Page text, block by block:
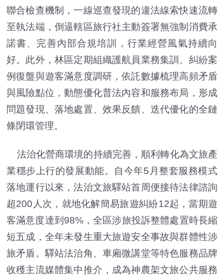
聯合檢查機制，一線巡查發現的違法線索快速流轉
至執法端，倒逼轄區旅行社主動簽署無強制消費承
諾書、完善內部合規培訓，行業經營風氣持續向
好。此外，林區定期組織護航員業務集訓、糾紛案
例復盤與遊客滿意度調研，依託數據梳理高頻矛盾
與風險點位，動態優化普法內容和服務布局，形成
問題發現、落地處置、效果反饋、迭代優化的全鏈
條閉環管理。
法治化營商環境的持續完善，順利轉化為文旅產
業穩步上行的發展動能。自今年5月整套服務模式
落地運行以來，法治文旅驛站首周便接待法律諮詢
超200人次，就地化解簡易旅遊糾紛12起，當期遊
客滿意度達到98%，全區涉旅投訴整體處置時長縮
短五成，全年未發生重大旅遊安全事故與群體性涉
旅矛盾。驛站法治角、車廂微講堂等特色服務品牌
收穫主流媒體集中推介，成為神農架文旅公共服務